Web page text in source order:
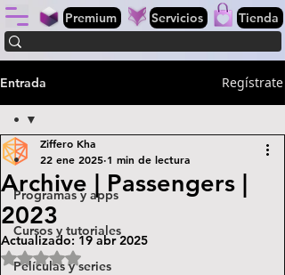
Premium Servicios Tienda
Entrada Regístrate
•
Programas y apps
Cursos y tutoriales
Películas y series
•
Archive | Passengers |
2023
Ziffero Kha
22 ene 2025 1 min de lectura
Actualizado:19 abr 2025
Obtuvo NaN de 5 estrellas.